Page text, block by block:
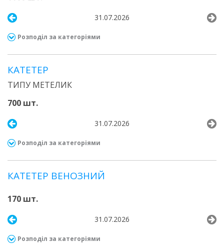
31.07.2026
Розподіл за категоріями
КАТЕТЕР
ТИПУ МЕТЕЛИК
700 шт.
31.07.2026
Розподіл за категоріями
КАТЕТЕР ВЕНОЗНИЙ
170 шт.
31.07.2026
Розподіл за категоріями